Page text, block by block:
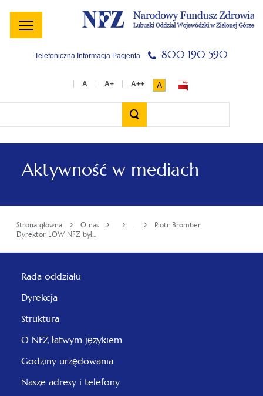
Menu
główne
Menu
lewe
Treść
główna
Szukaj
w
serwisie
Stopka
Telefoniczna Informacja Pacjenta 800 190 590
A
Aktywność w mediach
Strona główna › O nas › › ... ›
Piotr Bromber
Dyrektor LOW NFZ był...
Rada oddziału
Dyrekcja
Struktura
O NFZ łatwym językiem
Godziny urzędowania
Nasze adresy i telefony